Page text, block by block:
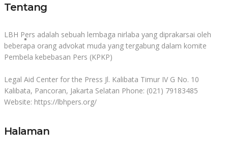
Tentang
LBH Pers adalah sebuah lembaga nirlaba yang diprakarsai oleh
beberapa orang advokat muda yang tergabung dalam komite
Pembela kebebasan Pers (KPKP)
Legal Aid Center for the Press Jl. Kalibata Timur IV G No. 10
Kalibata, Pancoran, Jakarta Selatan Phone: (021) 79183485
Website: https://lbhpers.org/
Halaman